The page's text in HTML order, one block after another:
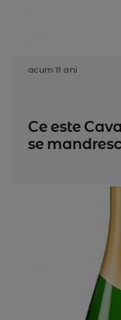
acum 11 ani
Ce este
se